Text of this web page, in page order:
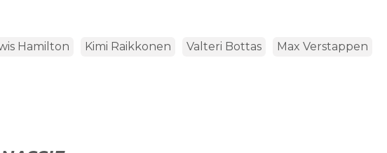
Hamilton Kimi Raikkonen Valteri Bottas
Max Verstappen